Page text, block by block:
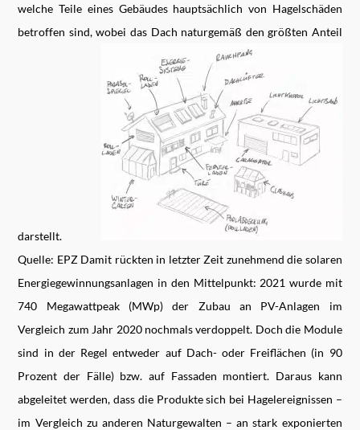
welche Teile eines Gebäudes hauptsächlich von Hagelschäden
betroffen sind, wobei das Dach naturgemäß den größten Anteil
darstellt.
Quelle: EPZ Damit rückten in letzter Zeit zunehmend die solaren
Energiegewinnungsanlagen in den Mittelpunkt: 2021 wurde mit
740 Megawattpeak (MWp) der Zubau an PV-Anlagen im
Vergleich zum Jahr 2020 nochmals verdoppelt. Doch die Module
sind in der Regel entweder auf Dach- oder Freiflächen (in 90
Prozent der Fälle) bzw. auf Fassaden montiert. Daraus kann
abgeleitet werden, dass die Produkte sich bei Hagelereignissen –
im Vergleich zu anderen Naturgewalten – an stark exponierten